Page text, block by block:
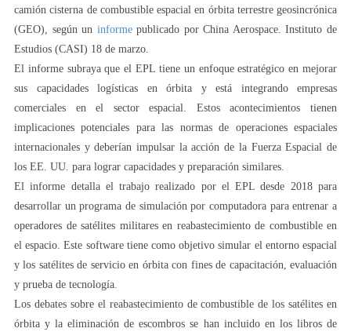
camión cisterna de combustible espacial en órbita terrestre geosincrónica
(GEO), según un informepublicado por China Aerospace. Instituto de
Estudios (CASI) 18 de marzo.
El informe subraya que el EPL tiene un enfoque estratégico en mejorar
sus capacidades logísticas en órbita y está integrando empresas
comerciales en el sector espacial. Estos acontecimientos tienen
implicaciones potenciales para las normas de operaciones espaciales
internacionales y deberían impulsar la acción de la Fuerza Espacial de
los EE. UU. para lograr capacidades y preparación similares.
El informe detalla el trabajo realizado por el EPL desde 2018 para
desarrollar un programa de simulación por computadora para entrenar a
operadores de satélites militares en reabastecimiento de combustible en
el espacio. Este software tiene como objetivo simular el entorno espacial
y los satélites de servicio en órbita con fines de capacitación, evaluación
y prueba de tecnología.
Los debates sobre el reabastecimiento de combustible de los satélites en
órbita y la eliminación de escombros se han incluido en los libros de